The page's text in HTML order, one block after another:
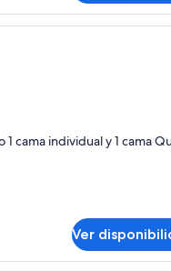
Minibar, caja de
1 cama individual y 1 cama
Ver